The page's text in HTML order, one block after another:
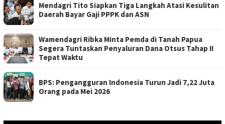
Mendagri Tito Siapkan Tiga Langkah Atasi Kesulitan
Daerah Bayar Gaji PPPK dan ASN
Wamendagri Ribka Minta Pemda di Tanah Papua
Segera Tuntaskan Penyaluran Dana Otsus Tahap II
Tepat Waktu
BPS: Pengangguran Indonesia Turun Jadi 7,22 Juta
Orang pada Mei 2026